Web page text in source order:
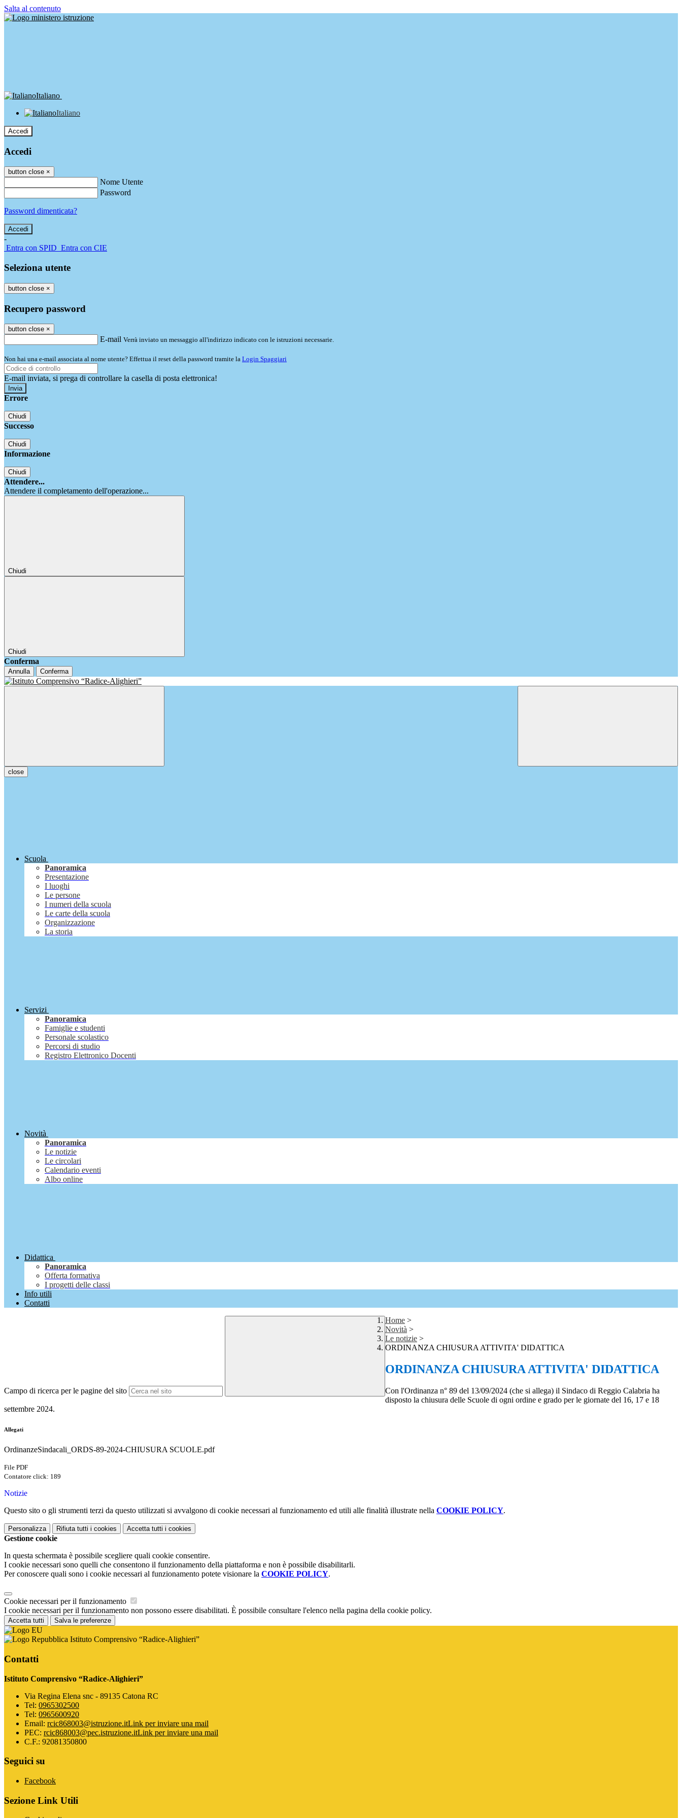
Salta al contenuto
Italiano
Italiano
Accedi
Accedi
button close ×
Nome Utente
Password
Password dimenticata?
-
Entra con SPID Entra con CIE
Seleziona utente
button close ×
Recupero password
button close ×
E-mail Verrà inviato un messaggio all'indirizzo indicato con le istruzioni necessarie.
Non hai una e-mail associata al nome utente? Effettua il reset della password tramite la Login Spaggiari
E-mail inviata, si prega di controllare la casella di posta elettronica!
Errore
Chiudi
Successo
Chiudi
Informazione
Chiudi
Attendere...
Attendere il completamento dell'operazione...
Chiudi
Chiudi
Conferma
Annulla Conferma
close
Scuola
Panoramica
Presentazione
I luoghi
Le persone
I numeri della scuola
Le carte della scuola
Organizzazione
La storia
Servizi
Panoramica
Famiglie e studenti
Personale scolastico
Percorsi di studio
Registro Elettronico Docenti
Novità
Panoramica
Le notizie
Le circolari
Calendario eventi
Albo online
Didattica
Panoramica
Offerta formativa
I progetti delle classi
Info utili
Contatti
Campo di ricerca per le pagine del sito
Home >
Novità >
Le notizie >
ORDINANZA CHIUSURA ATTIVITA' DIDATTICA
ORDINANZA CHIUSURA ATTIVITA' DIDATTICA
Con l'Ordinanza n° 89 del 13/09/2024 (che si allega) il Sindaco di Reggio Calabria ha
disposto la chiusura delle Scuole di ogni ordine e grado per le giornate del 16, 17 e 18
settembre 2024.
Allegati
OrdinanzeSindacali_ORDS-89-2024-CHIUSURA SCUOLE.pdf
File PDF
Contatore click: 189
Notizie
Questo sito o gli strumenti terzi da questo utilizzati si avvalgono di cookie necessari al funzionamento ed utili alle finalità illustrate nella COOKIE POLICY.
Personalizza Rifiuta tutti i cookies Accetta tutti i cookies
Gestione cookie
In questa schermata è possibile scegliere quali cookie consentire.
I cookie necessari sono quelli che consentono il funzionamento della piattaforma e non è possibile disabilitarli.
Per conoscere quali sono i cookie necessari al funzionamento potete visionare la COOKIE POLICY.
Cookie necessari per il funzionamento
I cookie necessari per il funzionamento non possono essere disabilitati. È possibile consultare l'elenco nella pagina della cookie policy.
Accetta tutti Salva le preferenze
Istituto Comprensivo “Radice-Alighieri”
Contatti
Istituto Comprensivo “Radice-Alighieri”
Via Regina Elena snc - 89135 Catona RC
Tel: 0965302500
Tel: 0965600920
Email: rcic868003@istruzione.itLink per inviare una mail
PEC: rcic868003@pec.istruzione.itLink per inviare una mail
C.F.: 92081350800
Seguici su
Facebook
Sezione Link Utili